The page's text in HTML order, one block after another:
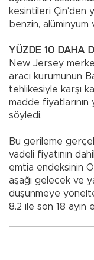
kesintileri Çin'den
benzin,
YÜZDE 10 DAHA
New Jersey
aracı kurumunun
tehlikesiyle karşı
madde
söyledi.
Bu gerileme
vadeli fiyatının
emtia endeksinin
aşağı gelecek ve
düşünmeye
8.2 ile son 18 ayın